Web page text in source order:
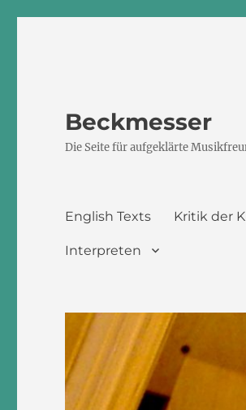
Beckmesser
Die Seite für aufgeklärte
English Texts Kritik der
Interpreten